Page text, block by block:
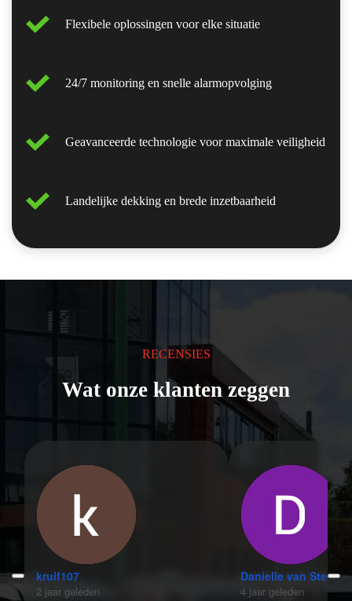
Flexibele oplossingen voor elke situatie
24/7 monitoring en snelle alarmopvolging
Geavanceerde technologie voor maximale veiligheid
Landelijke dekking en brede inzetbaarheid
RECENSIES
Wat onze klanten zeggen
kruif107
2 jaar geleden
Danielle van Steeg
4 jaar geleden